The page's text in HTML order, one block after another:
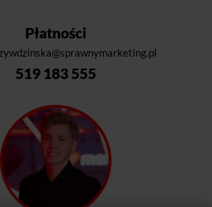
Płatności
519 183 555